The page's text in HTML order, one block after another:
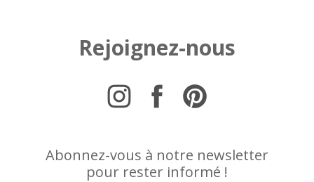
Rejoignez-nous
Abonnez-vous à notre newsletter
pour rester informé !